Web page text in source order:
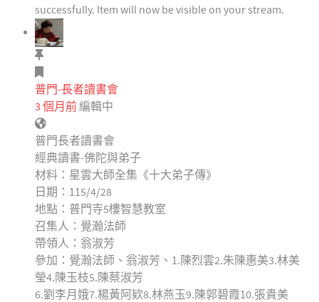
successfully. Item will now be visible on your stream.
普門-長者讀書會
3 個月前編輯中
普門長者讀書會
經典讀書-佛陀與弟子
材料：星雲大師全集《十大弟子傳》
日期：115/4/28
地點：普門寺5樓智慧教室
召集人：覺瀚法師
帶領人：翁淑芳
參加：覺瀚法師、翁淑芳、1.陳烈雲2.朱陳惠美3.林美
瑩4.陳玉枝5.陳蔡淑芳
6.劉李月娥7.楊黃阿欵8.林燕玉9.陳郭碧霞10.張貴美